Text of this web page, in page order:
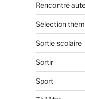
Rencontre
Sélection
Sortie scolaire
Sortir
Sport